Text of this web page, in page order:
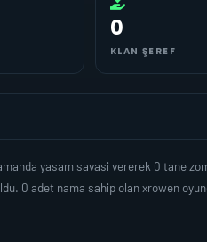
0
KLAN ŞEREF
yasam savasi vererek 0 tane
0 adet nama sahip olan xrowen